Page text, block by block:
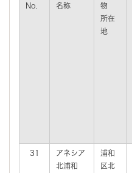
No．
名称
物
所在
地
31
アネシア
北浦和
浦和
区北